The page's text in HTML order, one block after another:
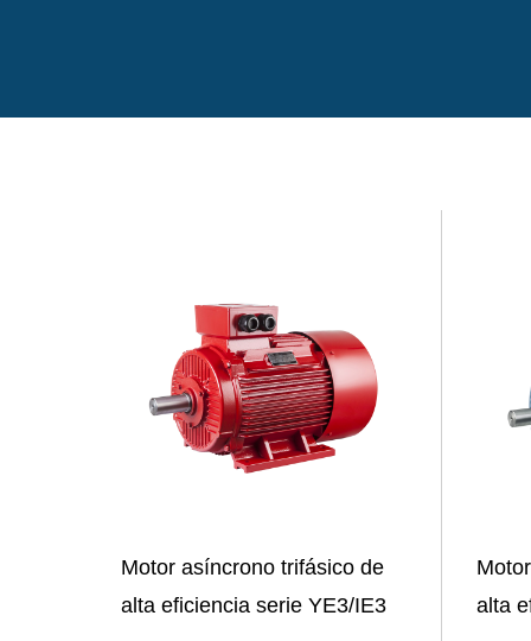
Motor asíncrono trifásico de
alta eficiencia serie YE3/IE3
alta